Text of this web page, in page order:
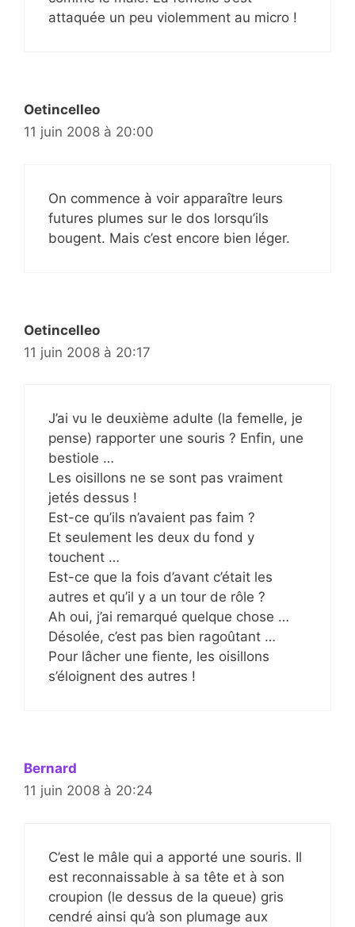
attaquée un peu violemment au micro !
Oetincelleo
11 juin 2008 à 20:00
On commence à voir apparaître leurs
futures plumes sur le dos lorsqu’ils
bougent. Mais c’est encore bien léger.
Oetincelleo
11 juin 2008 à 20:17
J’ai vu le deuxième adulte (la femelle, je
pense) rapporter une souris ? Enfin, une
bestiole …
Les oisillons ne se sont pas vraiment
jetés dessus !
Est-ce qu’ils n’avaient pas faim ?
Et seulement les deux du fond y
touchent …
Est-ce que la fois d’avant c’était les
autres et qu’il y a un tour de rôle ?
Ah oui, j’ai remarqué quelque chose …
Désolée, c’est pas bien ragoûtant …
Pour lâcher une fiente, les oisillons
s’éloignent des autres !
Bernard
11 juin 2008 à 20:24
C’est le mâle qui a apporté une souris. Il
est reconnaissable à sa tête et à son
croupion (le dessus de la queue) gris
cendré ainsi qu’à son plumage aux